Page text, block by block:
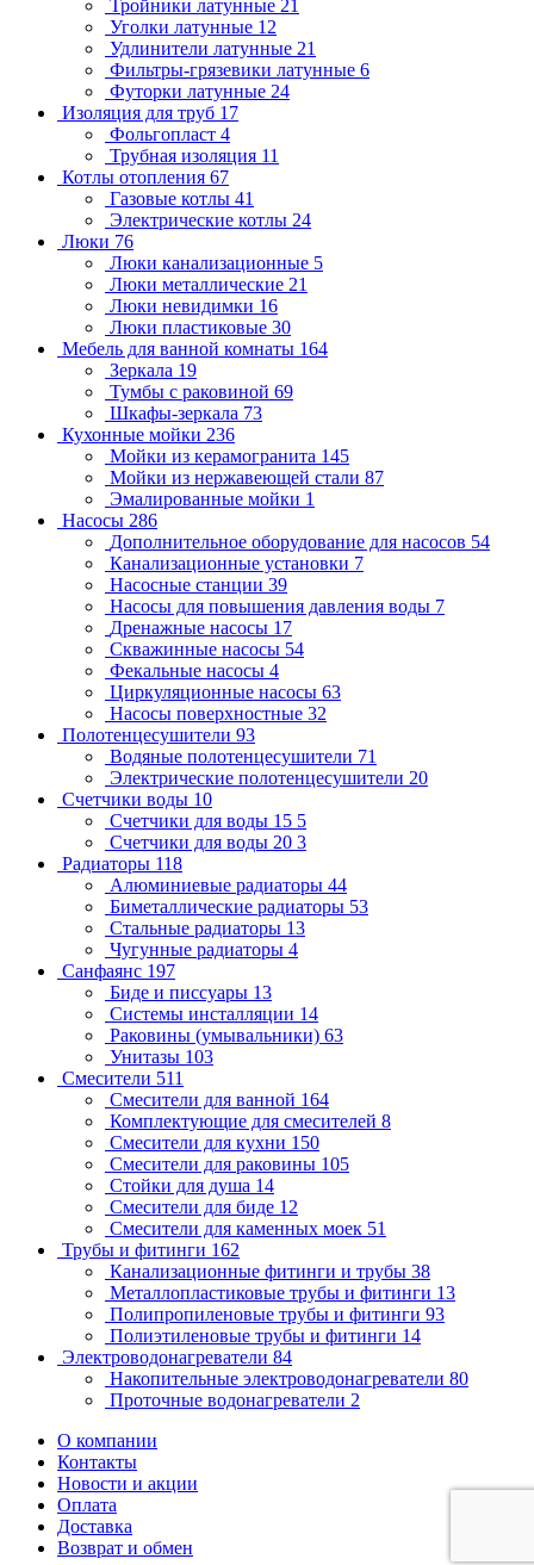
Тройники латунные 21
Уголки латунные 12
Удлинители латунные 21
Фильтры-грязевики латунные 6
Футорки латунные 24
Изоляция для труб 17
Фольгопласт 4
Трубная изоляция 11
Котлы отопления 67
Газовые котлы 41
Электрические котлы 24
Люки 76
Люки канализационные 5
Люки металлические 21
Люки невидимки 16
Люки пластиковые 30
Мебель для ванной комнаты 164
Зеркала 19
Тумбы с раковиной 69
Шкафы-зеркала 73
Кухонные мойки 236
Мойки из керамогранита 145
Мойки из нержавеющей стали 87
Эмалированные мойки 1
Насосы 286
Дополнительное оборудование для насосов 54
Канализационные установки 7
Насосные станции 39
Насосы для повышения давления воды 7
Дренажные насосы 17
Скважинные насосы 54
Фекальные насосы 4
Циркуляционные насосы 63
Насосы поверхностные 32
Полотенцесушители 93
Водяные полотенцесушители 71
Электрические полотенцесушители 20
Счетчики воды 10
Счетчики для воды 15 5
Счетчики для воды 20 3
Радиаторы 118
Алюминиевые радиаторы 44
Биметаллические радиаторы 53
Стальные радиаторы 13
Чугунные радиаторы 4
Санфаянс 197
Биде и писсуары 13
Системы инсталляции 14
Раковины (умывальники) 63
Унитазы 103
Смесители 511
Смесители для ванной 164
Комплектующие для смесителей 8
Смесители для кухни 150
Смесители для раковины 105
Стойки для душа 14
Смесители для биде 12
Смесители для каменных моек 51
Трубы и фитинги 162
Канализационные фитинги и трубы 38
Металлопластиковые трубы и фитинги 13
Полипропиленовые трубы и фитинги 93
Полиэтиленовые трубы и фитинги 14
Электроводонагреватели 84
Накопительные электроводонагреватели 80
Проточные водонагреватели 2
О компании
Контакты
Новости и акции
Оплата
Доставка
Возврат и обмен